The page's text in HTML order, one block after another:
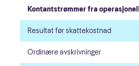
Kontantstrømmer fra
Resultat før skattekostnad
Ordinære avskrivninger